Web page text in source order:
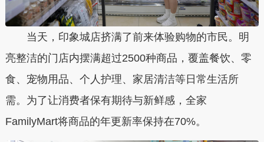
当天，印象城店挤满了前来体验购物的市民。明
亮整洁的门店内摆满超过2500种商品，覆盖餐饮、零
食、宠物用品、个人护理、家居清洁等日常生活所
需。为了让消费者保有期待与新鲜感，全家
FamilyMart将商品的年更新率保持在70%。